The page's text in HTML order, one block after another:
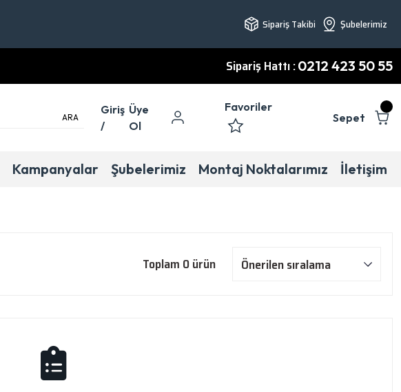
Sipariş Takibi Şubelerimiz
Sipariş Hattı :0212 423 50 55
ARA
Giriş
/
Üye
Ol
Favoriler
Sepet
Kampanyalar Şubelerimiz Montaj Noktalarımız İletişim
Toplam 0 ürün